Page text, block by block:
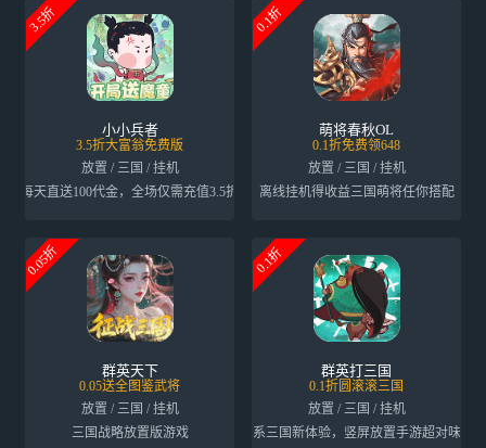
3.5折
小小兵者
3.5折大富翁免费版
放置 / 三国 / 挂机
每天直送100代金，全场仅需充值3.5折
0.1折
萌将春秋OL
0.1折免费领648
放置 / 三国 / 挂机
离线挂机得收益三国萌将任你搭配
0.05折
群英天下
0.05送全图鉴武将
放置 / 三国 / 挂机
三国战略放置版游戏
0.1折
群英打三国
0.1折圆滚滚三国
放置 / 三国 / 挂机
萌系三国新体验，竖屏放置手游超对味！